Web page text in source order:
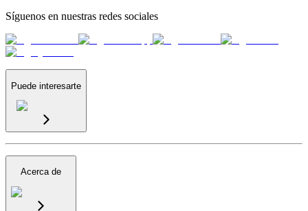
Síguenos en nuestras redes sociales
Puede interesarte
Acerca de